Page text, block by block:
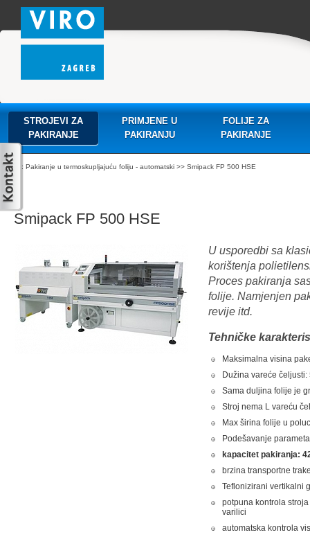
STROJEVI ZA
PAKIRANJE
PRIMJENE U
PAKIRANJU
FOLIJE ZA
PAKIRANJE
: Pakiranje u termoskupljajuću foliju - automatski >> Smipack FP 500 HSE
Smipack FP 500 HSE
U usporedbi sa
korištenja
Proces pakiranja
folije. Namjenjen
revije itd.
Tehničke
Maksimalna visina
Dužina vareće čeljusti:
Sama duljina folije je
Stroj nema L vareću
Max širina folije u
Podešavanje
kapacitet pakiranja:
brzina transportne
Teflonizirani vertikalni
potpuna kontrola
varilici
automatska kontrola